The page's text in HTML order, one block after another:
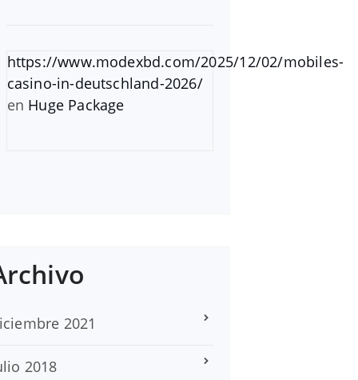
https://www.modexbd.com/2025/12/02/mobiles-
casino-in-deutschland-2026/
en Huge Package
2021
2018